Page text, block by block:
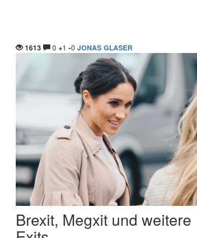
1613 0 +1 -0 JONAS GLASER
Brexit, Megxit und weitere